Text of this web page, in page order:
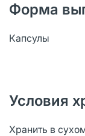
Форма
Капсулы
Условия
Хранить в